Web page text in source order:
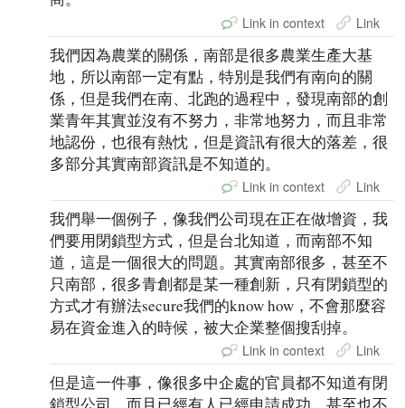
Link in context Link
我們因為農業的關係，南部是很多農業生產大基
地，所以南部一定有點，特別是我們有南向的關
係，但是我們在南、北跑的過程中，發現南部的創
業青年其實並沒有不努力，非常地努力，而且非常
地認份，也很有熱忱，但是資訊有很大的落差，很
多部分其實南部資訊是不知道的。
Link in context Link
我們舉一個例子，像我們公司現在正在做增資，我
們要用閉鎖型方式，但是台北知道，而南部不知
道，這是一個很大的問題。其實南部很多，甚至不
只南部，很多青創都是某一種創新，只有閉鎖型的
方式才有辦法secure我們的know how，不會那麼容
易在資金進入的時候，被大企業整個搜刮掉。
Link in context Link
但是這一件事，像很多中企處的官員都不知道有閉